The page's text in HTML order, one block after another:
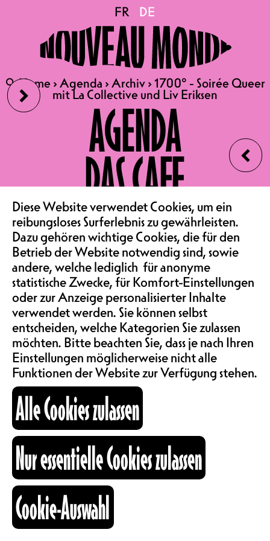
›
‹
FR DE
🔍Home›Agenda ›Archiv› 1700° - Soirée Queer
mit La Collective und Liv Eriksen
AGENDA
DAS CAFE
VEREIN & COMMUNITY
SAALMIETE
ABOS & TARIFE
INFORMATIONEN
KARTOGRAPHIE
SUCHE
Kulturraum
FR DE
🔍Home›Agenda ›Archiv› 1700° - Soirée Queer
mit La Collective und Liv Eriksen
1700° - Soirée Queer mit
La Collective und Liv
Eriksen
17.05.2024
DIE UNIVERSITÄT FREIBURG
PRÄSENTIERT :
1700° - SOIRÉE QUEER MIT
LA COLLECTIVE UND LIV
ERIKSEN
QUEER STUDIES WEEK 2024
KONZERTSAAL | PARTY
5.- AN DER ABENDKASSE
Dieser Abend wird die Gelegenheit
bieten, die Queer Studies Week 2024
mit einem feierlichen Moment
abzuschliessen! Zu diesem Anlass
gibt es ein flammendes Line-Up mit
La Collective und Liv Eriksen.
LA COLLECTIVE
La Collective ist eine Gruppe von
DJs und Künstler:innen, die ein
funkelndes, originelles und queeres
Universum anbieten. Zugänglich,
aber pointiert wird der Abend mit
Diese Website verwendet Cookies, um ein
reibungsloses Surferlebnis zu gewährleisten.
Dazu gehören wichtige Cookies, die für den
Betrieb der Website notwendig sind, sowie
andere, welche lediglich für anonyme
statistische Zwecke, für Komfort-Einstellungen
oder zur Anzeige personalisierter Inhalte
verwendet werden. Sie können selbst
entscheiden, welche Kategorien Sie zulassen
möchten. Bitte beachten Sie, dass je nach Ihren
Einstellungen möglicherweise nicht alle
Funktionen der Website zur Verfügung stehen.
Alle Cookies zulassen
Nur essentielle Cookies zulassen
Cookie-Auswahl